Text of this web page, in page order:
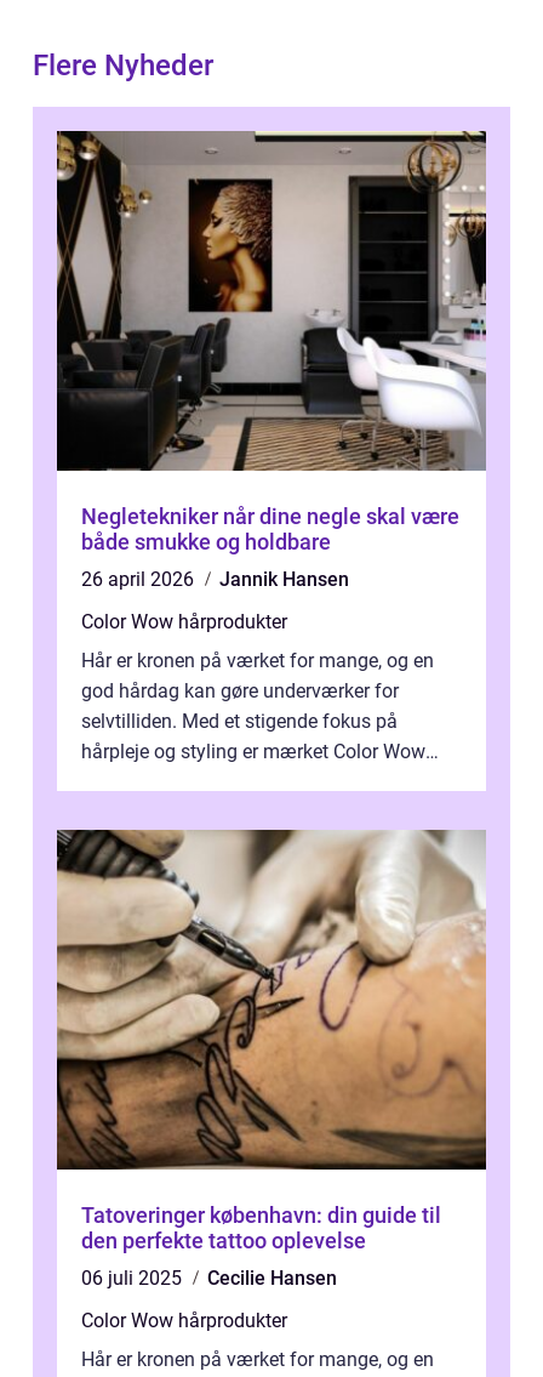
Flere Nyheder
Negletekniker når dine negle skal være
både smukke og holdbare
26 april 2026
Jannik Hansen
Color Wow hårprodukter
Hår er kronen på værket for mange, og en
god hårdag kan gøre underværker for
selvtilliden. Med et stigende fokus på
hårpleje og styling er mærket Color Wow
Tatoveringer københavn: din guide til
den perfekte tattoo oplevelse
06 juli 2025
Cecilie Hansen
Color Wow hårprodukter
Hår er kronen på værket for mange, og en